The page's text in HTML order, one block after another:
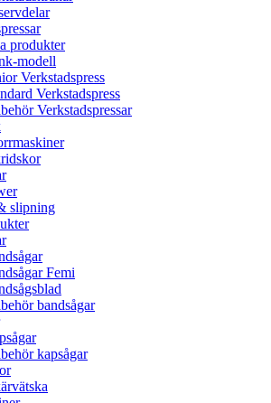
produkter
modell
Verkstadspress
Verkstadspress
Verkstadspressar
slipning
Femi
bandsågar
kapsågar